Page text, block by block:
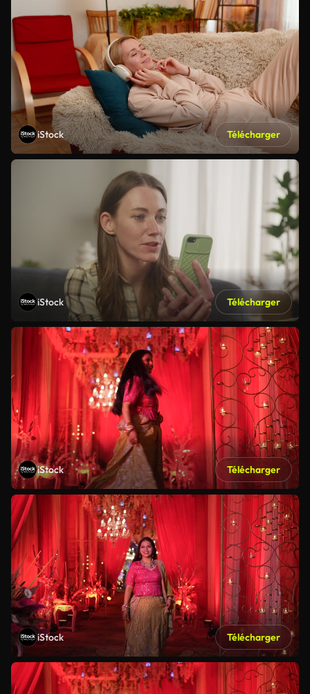
iStock Télécharger
iStock Télécharger
iStock Télécharger
iStock Télécharger